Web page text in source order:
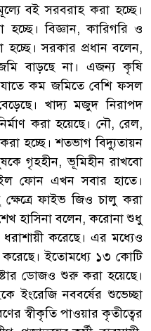
বই সরবরাহ করা হচ্ছে।
হচ্ছে। বিজ্ঞান, কারিগরি ও
হচ্ছে। সরকার প্রধান বলেন,
বাড়ছে না। এজন্য কৃষি
যাতে কম জমিতে বেশি ফসল
খাদ্য মজুদ নিরাপদ
করা হয়েছে। নৌ, রেল,
হচ্ছে। শতভাগ বিদ্যুতায়ন
গৃহহীন, ভূমিহীন রাখবো
ফোন এখন সবার হাতে।
ফাইভ জিও চালু করা
হাসিনা বলেন, করোনা শুধু
করেছে। এর মধ্যেও
করেছে। ইতোমধ্যে ১৩ কোটি
ডোজও শুরু করা হয়েছে।
ইংরেজি নববর্ষের শুভেচ্ছা
স্বীকৃতি পাওয়ার কৃতীত্বের